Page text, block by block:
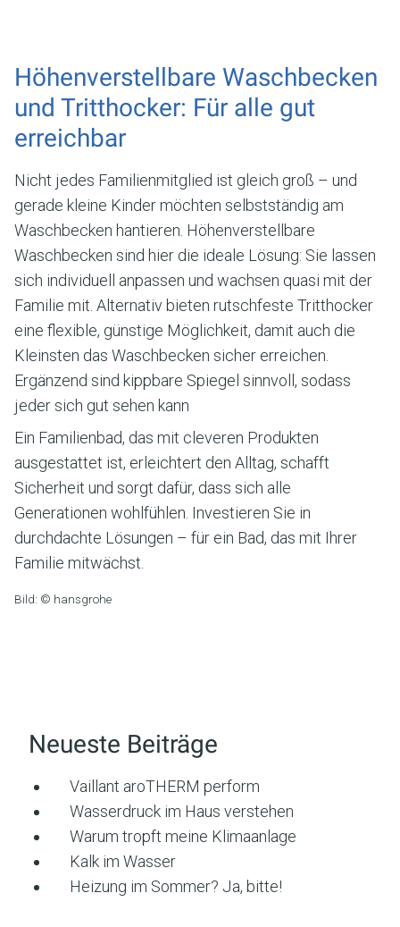
Höhenverstellbare Waschbecken
und Tritthocker: Für alle gut
erreichbar
Nicht jedes Familienmitglied ist gleich groß – und
gerade kleine Kinder möchten selbstständig am
Waschbecken hantieren. Höhenverstellbare
Waschbecken sind hier die ideale Lösung: Sie lassen
sich individuell anpassen und wachsen quasi mit der
Familie mit. Alternativ bieten rutschfeste Tritthocker
eine flexible, günstige Möglichkeit, damit auch die
Kleinsten das Waschbecken sicher erreichen.
Ergänzend sind kippbare Spiegel sinnvoll, sodass
jeder sich gut sehen kann
Ein Familienbad, das mit cleveren Produkten
ausgestattet ist, erleichtert den Alltag, schafft
Sicherheit und sorgt dafür, dass sich alle
Generationen wohlfühlen. Investieren Sie in
durchdachte Lösungen – für ein Bad, das mit Ihrer
Familie mitwächst.
Bild: © hansgrohe
Neueste Beiträge
Vaillant aroTHERM perform
Wasserdruck im Haus verstehen
Warum tropft meine Klimaanlage
Kalk im Wasser
Heizung im Sommer? Ja, bitte!